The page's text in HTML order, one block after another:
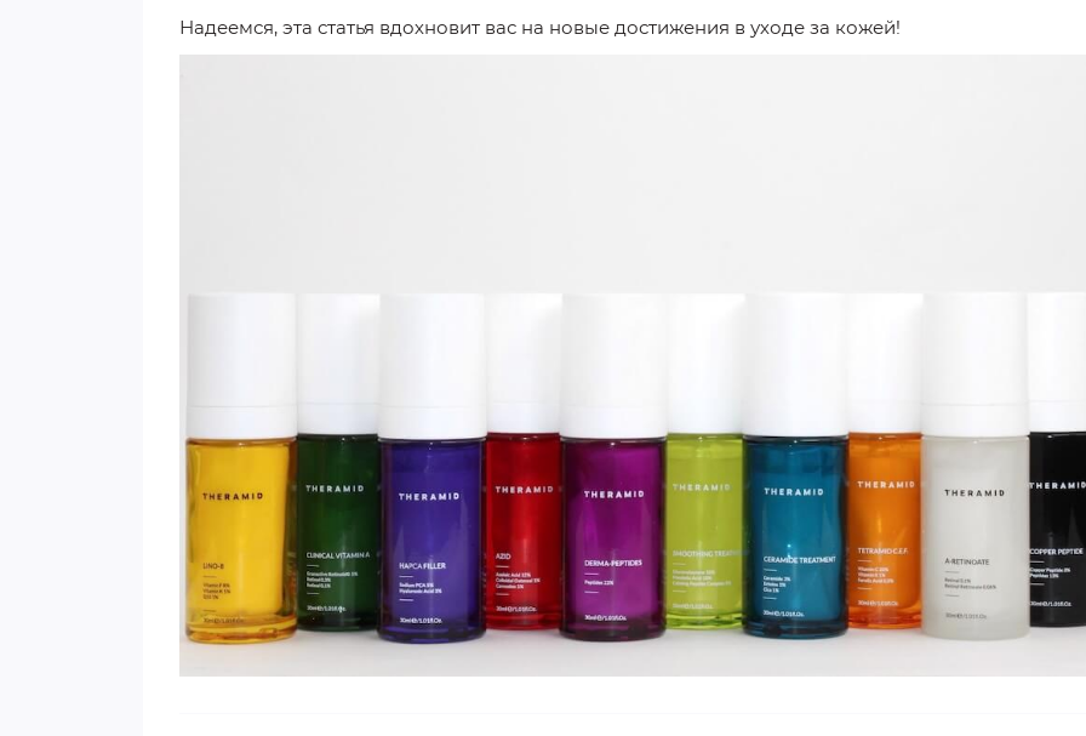
Надеемся, эта статья вдохновит вас на новые достижения в уходе за кожей!